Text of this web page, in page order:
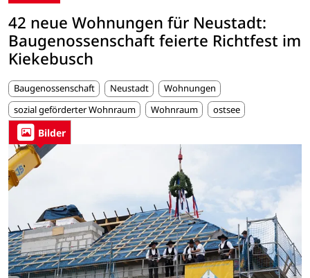
42 neue Wohnungen für Neustadt:
Baugenossenschaft feierte Richtfest im
Kiekebusch
Baugenossenschaft Neustadt
Wohnungen
sozial geförderter Wohnraum
Wohnraum ostsee
Bilder